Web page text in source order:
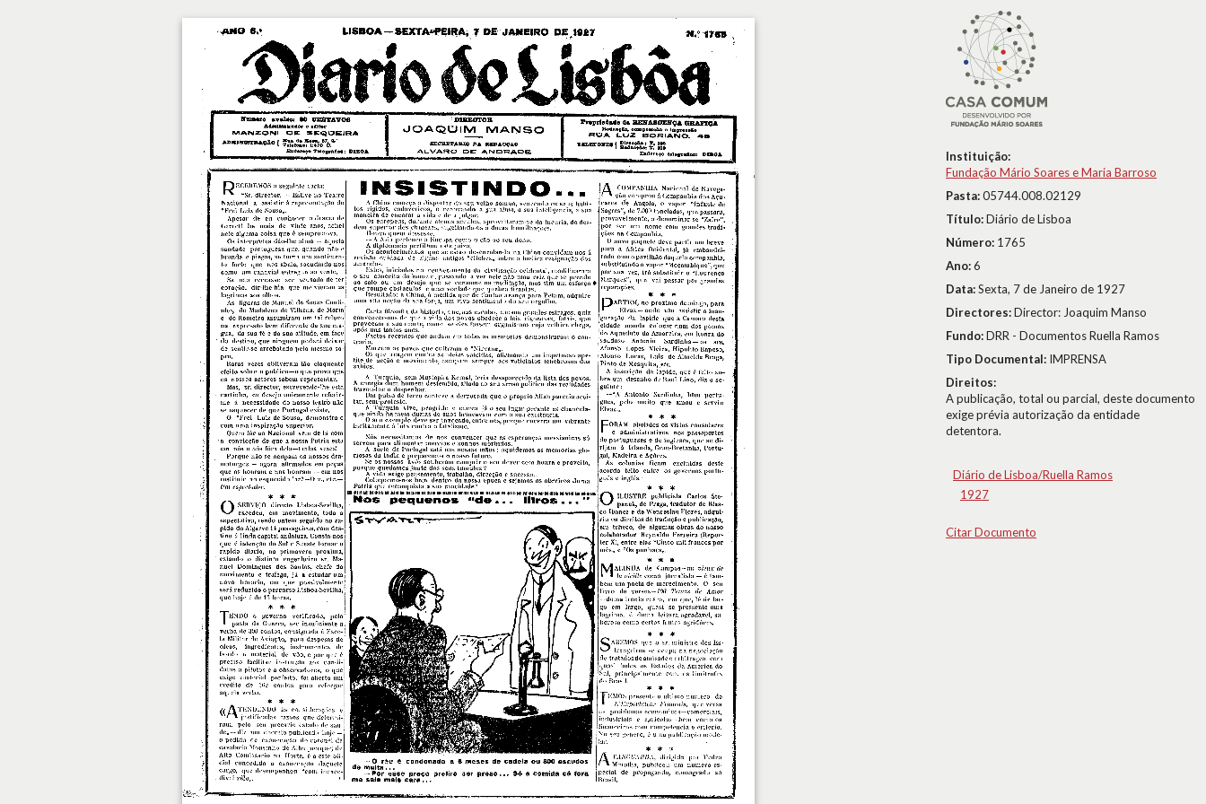
Instituição:
Fundação Mário Soares e Maria Barroso
Pasta:05744.008.02129
Título:Diário de Lisboa
Número: 1765
Ano:6
Data:Sexta, 7 de Janeiro de 1927
Directores:Director: Joaquim Manso
Fundo:DRR - Documentos Ruella Ramos
Tipo Documental: IMPRENSA
Direitos:
A publicação, total ou parcial, deste documento
exige prévia autorização da entidade
detentora.
Diário de Lisboa/Ruella Ramos
1927
Citar Documento